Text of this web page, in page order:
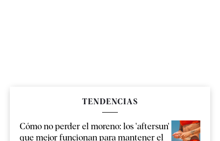
TENDENCIAS
Cómo no perder el moreno: los 'aftersun'
que mejor funcionan para mantener el